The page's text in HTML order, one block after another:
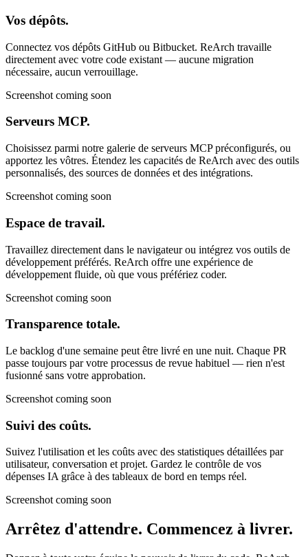
Vos dépôts.
Connectez vos dépôts GitHub ou Bitbucket. ReArch travaille
directement avec votre code existant — aucune migration
nécessaire, aucun verrouillage.
Screenshot coming soon
Serveurs MCP.
Choisissez parmi notre galerie de serveurs MCP préconfigurés, ou
apportez les vôtres. Étendez les capacités de ReArch avec des outils
personnalisés, des sources de données et des intégrations.
Screenshot coming soon
Espace de travail.
Travaillez directement dans le navigateur ou intégrez vos outils de
développement préférés. ReArch offre une expérience de
développement fluide, où que vous préfériez coder.
Screenshot coming soon
Transparence totale.
Le backlog d'une semaine peut être livré en une nuit. Chaque PR
passe toujours par votre processus de revue habituel — rien n'est
fusionné sans votre approbation.
Screenshot coming soon
Suivi des coûts.
Suivez l'utilisation et les coûts avec des statistiques détaillées par
utilisateur, conversation et projet. Gardez le contrôle de vos
dépenses IA grâce à des tableaux de bord en temps réel.
Screenshot coming soon
Arrêtez d'attendre. Commencez à livrer.